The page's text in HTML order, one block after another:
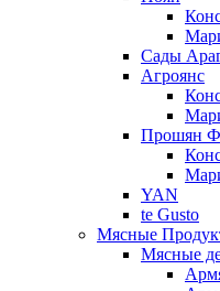
Сады
Агроянс
Прошян
YAN
te Gusto
Мясные
Мясные